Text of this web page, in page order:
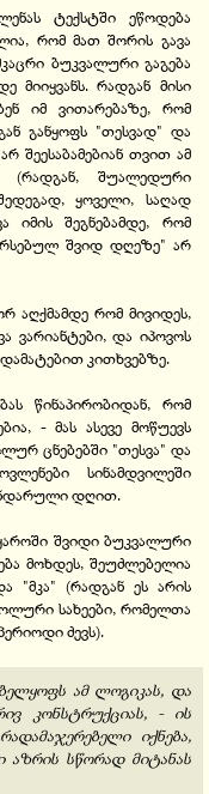
ტექსტში ეწოდება
რომ მათ შორის გავა
ბუკვალური გაგება
მიიყვანს. რადგან მისი
იმ ვითარებაზე, რომ
განყოფს "თესვად" და
შეესაბამებიან თვით ამ
(რადგან, შუალედური
ყოველი, საღად
იმის შეგნებამდე, რომ
შვიდ დღეზე" არ
აღქმამდე რომ მივიდეს,
ვარიანტები, და იპოვოს
კითხვებზე.
წინაპირობიდან, რომ
- მას ასევე მოწუევს
ცნებებში "თესვა" და
სინამდვილეში
დღით.
შვიდი ბუკვალური
მოხდეს, შეუძლებელია
"მკა" (რადგან ეს არის
სახეები, რომელთა
ძევს).
ამ ლოგიკას, და
კონსტრუქციას, - ის
იქნება,
აზრის სწორად მიტანას